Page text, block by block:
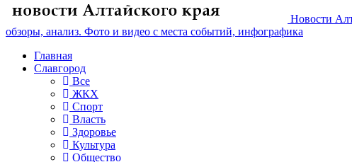
Новости
обзоры, анализ. Фото и видео с места событий, инфографика
Главная
Славгород
Все
ЖКХ
Спорт
Власть
Здоровье
Культура
Общество